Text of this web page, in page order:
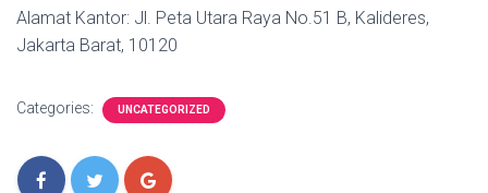
Alamat Kantor: Jl. Peta Utara Raya No.51 B, Kalideres,
Jakarta Barat, 10120
Categories: UNCATEGORIZED